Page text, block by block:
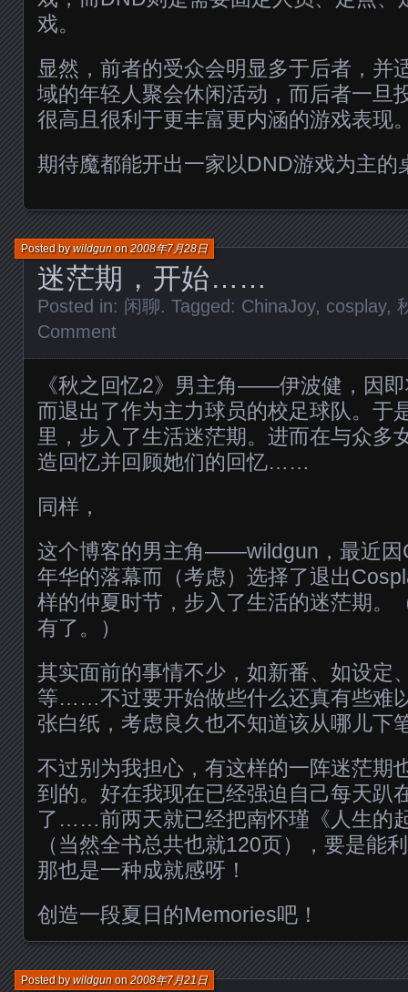
戏。
显然，前者的受众会明显多于后者，并
域的年轻人聚会休闲活动，而后者一旦
很高且很利于更丰富更内涵的游戏表现
期待魔都能开出一家以DND游戏为主的
迷茫期，开始……
Posted bywildgunon2008年7月28日
Posted in: 闲聊. Tagged: ChinaJoy, cosplay,
Comment
《秋之回忆2》男主角——伊波健，因
而退出了作为主力球员的校足球队。于
里，步入了生活迷茫期。进而在与众多
造回忆并回顾她们的回忆……
同样，
这个博客的男主角——wildgun，最近因
年华的落幕而（考虑）选择了退出
样的仲夏时节，步入了生活的迷茫期。
有了。）
其实面前的事情不少，如新番、如设定
等……不过要开始做些什么还真有些难
张白纸，考虑良久也不知道该从哪儿下
不过别为我担心，有这样的一阵迷茫期
到的。好在我现在已经强迫自己每天趴
了……前两天就已经把南怀瑾《人生的
（当然全书总共也就120页），要是能
那也是一种成就感呀！
创造一段夏日的Memories吧！
Posted bywildgunon2008年7月21日